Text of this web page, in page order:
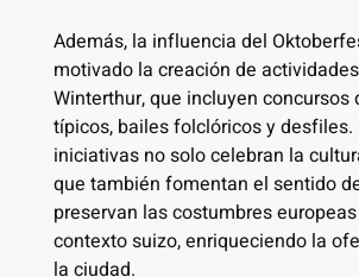
Además, la influencia del
motivado la creación de
Winterthur, que incluyen concursos
típicos, bailes folclóricos y desfiles.
iniciativas no solo celebran la
que también fomentan el sentido
preservan las costumbres
contexto suizo, enriqueciendo la
la ciudad.